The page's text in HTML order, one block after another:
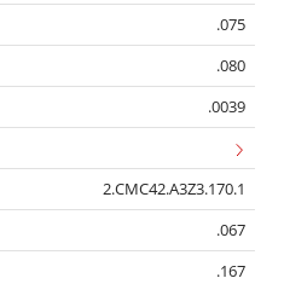
.075
.080
.0039
2.CMC42.A3Z3.170.1
.067
.167